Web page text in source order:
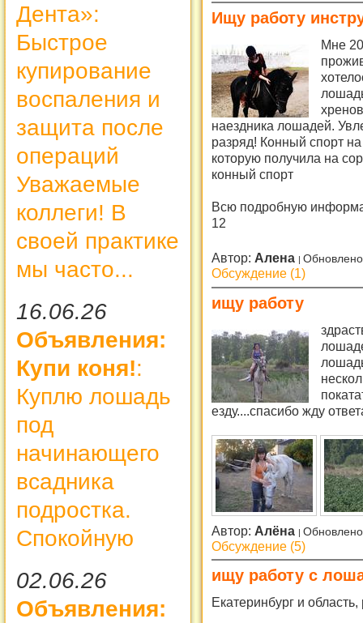
Дента»:
Быстрое
купирование
воспаления и
защита после
операций
Уважаемые
коллеги! В
своей практике
мы часто...
16.06.26
Объявления:
Купи коня!:
Куплю лошадь
под
начинающего
всадника
подростка.
Спокойную
02.06.26
Объявления:
Ищу работу
Мне
наездника лошадей.
разряд! Конный спорт
которую получила на
конный спорт
Всю подробную
12
Автор: Алена
Обсуждение (1)
ищу работу
езду....спасибо жду
Автор: Алёна
Обсуждение (5)
ищу работу с
Екатеринбург и